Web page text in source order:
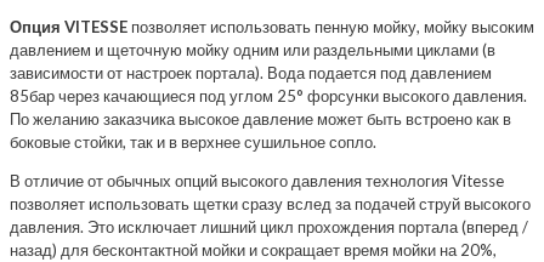
Опция VITESSE позволяет использовать пенную мойку, мойку высоким
давлением и щеточную мойку одним или раздельными циклами (в
зависимости от настроек портала). Вода подается под давлением
85бар через качающиеся под углом 25° форсунки высокого давления.
По желанию заказчика высокое давление может быть встроено как в
боковые стойки, так и в верхнее сушильное сопло.
В отличие от обычных опций высокого давления технология Vitesse
позволяет использовать щетки сразу вслед за подачей струй высокого
давления. Это исключает лишний цикл прохождения портала (вперед /
назад) для бесконтактной мойки и сокращает время мойки на 20%,